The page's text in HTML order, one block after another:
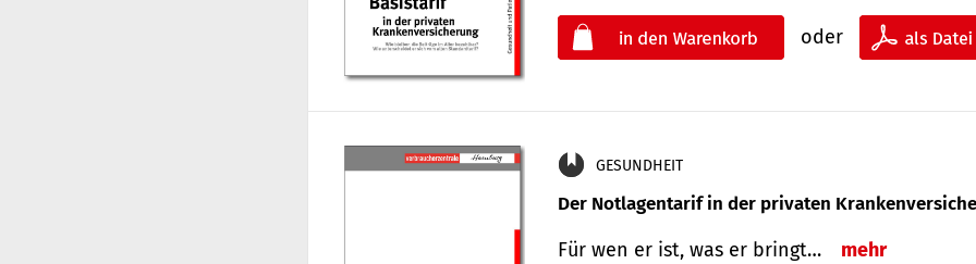
oder
GESUNDHEIT
Der Notlagentarif in der privaten
Für wen er ist, was er bringt… mehr